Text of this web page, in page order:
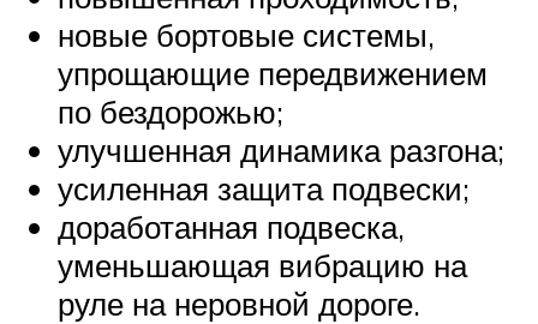
новые бортовые системы,
упрощающие передвижением
по бездорожью;
улучшенная динамика разгона;
усиленная защита подвески;
доработанная подвеска,
уменьшающая вибрацию на
руле на неровной дороге.